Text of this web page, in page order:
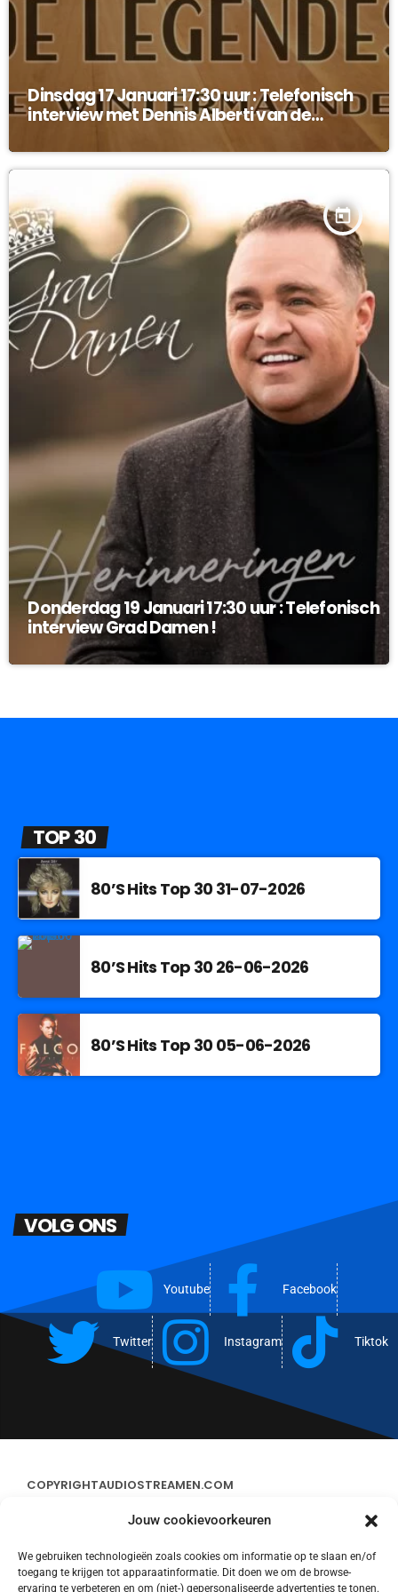
Jouw cookievoorkeuren
We gebruiken technologieën zoals cookies om informatie op te slaan en/of
toegang te krijgen tot apparaatinformatie. Dit doen we om de browse-
ervaring te verbeteren en om (niet-) gepersonaliseerde advertenties te tonen.
Dinsdag 17 Januari 17:30 uur : Telefonisch
interview met Dennis Alberti van de
today
Donderdag 19 Januari 17:30 uur : Telefonisch
interview Grad Damen !
TOP 30
80’S Hits Top 30 31-07-2026
80’S Hits Top 30 26-06-2026
80’S Hits Top 30 05-06-2026
VOLG ONS
Youtube Facebook
Twitter Instagram Tiktok
COPYRIGHTAUDIOSTREAMEN.COM
CONTACT